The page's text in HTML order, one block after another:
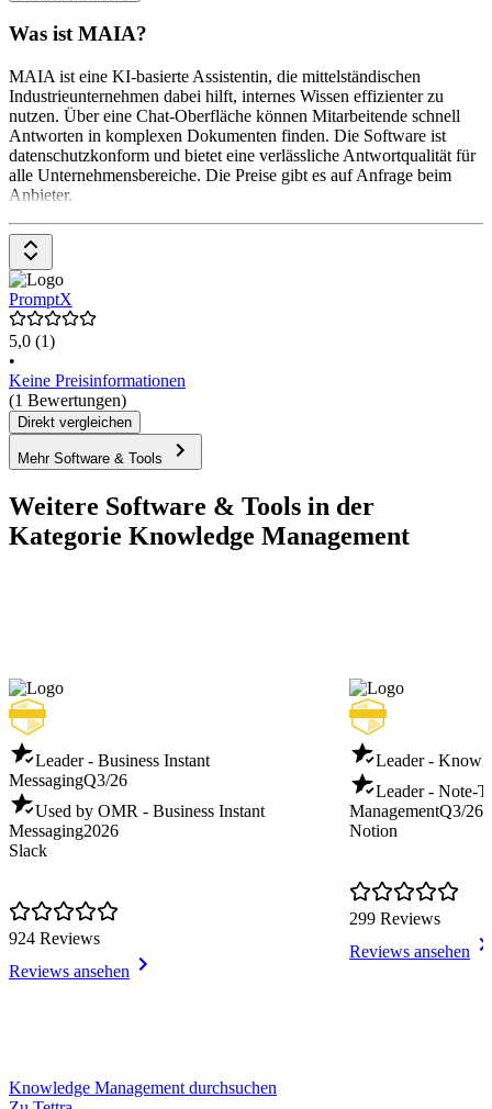
Was ist MAIA?
MAIA ist eine KI-basierte Assistentin, die mittelständischen
Industrieunternehmen dabei hilft, internes Wissen effizienter zu
nutzen. Über eine Chat-Oberfläche können Mitarbeitende schnell
Antworten in komplexen Dokumenten finden. Die Software ist
datenschutzkonform und bietet eine verlässliche Antwortqualität für
alle Unternehmensbereiche. Die Preise gibt es auf Anfrage beim
Anbieter.
PromptX
5,0 (1)
•
Keine Preisinformationen
(1 Bewertungen)
Direkt vergleichen
Mehr Software & Tools
Weitere Software & Tools in der
Kategorie Knowledge Management
Leader - Business Instant
MessagingQ3/26
Used by OMR - Business Instant
Messaging2026
Slack
924 Reviews
Reviews ansehen
Leader -
Leader - Note-
ManagementQ3/26
Notion
299 Reviews
Reviews ansehen
Item
Knowledge Management durchsuchen